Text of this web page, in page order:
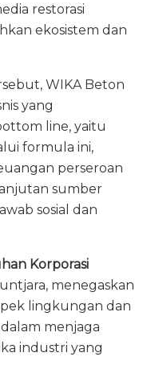
restorasi
ekosistem dan
WIKA Beton
yang
line, yaitu
formula ini,
perseroan
sumber
sosial dan
Korporasi
menegaskan
lingkungan dan
menjaga
industri yang